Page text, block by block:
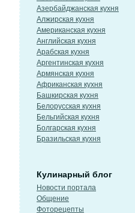
Азербайджанская кухня
Алжирская кухня
Американская кухня
Английская кухня
Арабская кухня
Аргентинская кухня
Армянская кухня
Африканская кухня
Башкирская кухня
Белорусская кухня
Бельгийская кухня
Болгарская кухня
Бразильская кухня
Кулинарный блог
Новости портала
Общение
Фоторецепты